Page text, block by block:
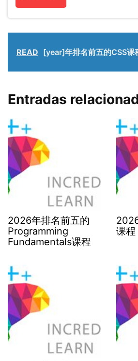
READ [year]年排名前五的CSS课
Entradas
2026年排名前五的
Programming
Fundamentals课程
课程